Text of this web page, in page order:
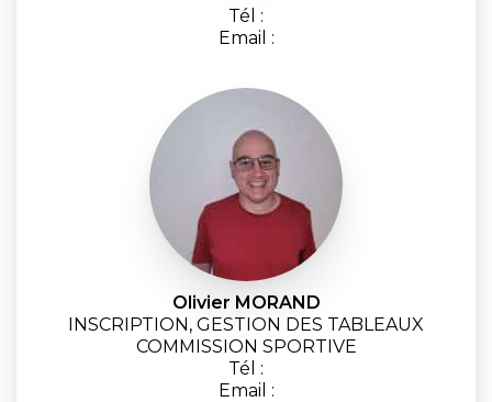
Tél :
Email :
Olivier MORAND
INSCRIPTION, GESTION DES TABLEAUX
COMMISSION SPORTIVE
Tél :
Email :